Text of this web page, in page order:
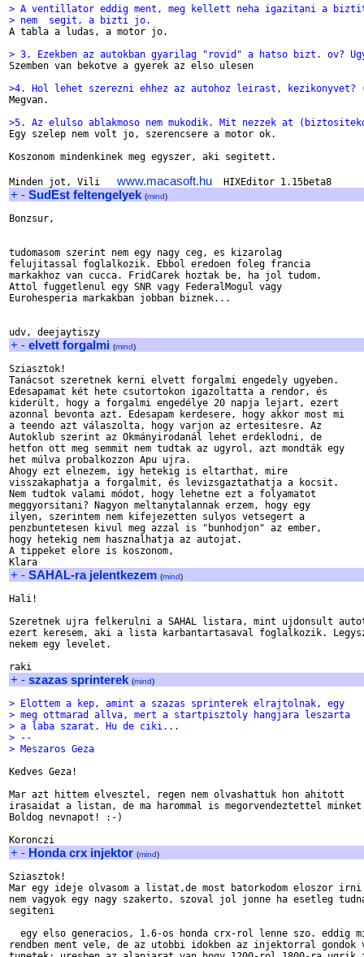
> A ventillator eddig ment, meg kellett neha igazitani a
> nem  segit, a bizti jo.
A tabla a ludas, a motor jo.
> 3. Ezekben az autokban gyarilag "rovid" a hatso bizt. ov?
Szemben van bekotve a gyerek az elso ulesen
>4. Hol lehet szerezni ehhez az autohoz leirast, kezikonyvet?
Megvan.
>5. Az elulso ablakmoso nem mukodik. Mit nezzek at
Egy szelep nem volt jo, szerencsere a motor ok.
Koszonom mindenkinek meg egyszer, aki segitett.
Minden jot, Vili www.macasoft.hu
+ - SudEst feltengelyek (mind)
Bonzsur,
tudomasom szerint nem egy nagy ceg, es kizarolag
felujitassal foglalkozik. Ebbol eredoen foleg francia
markakhoz van cucca. FridCarek hoztak be, ha jol tudom.
Attol fuggetlenul egy SNR vagy FederalMogul vagy
Eurohesperia markakban jobban biznek...
+ - elvett forgalmi (mind)
Sziasztok!
Tanácsot szeretnek kerni elvett forgalmi engedely ugyeben.
Edesapamat két hete csutortokon igazoltatta a rendor, és
kiderült, hogy a forgalmi engedélye 20 napja lejart, ezert
azonnal bevonta azt. Edesapam kerdesere, hogy akkor most mi
a teendo azt válaszolta, hogy varjon az ertesitesre. Az
Autoklub szerint az Okmányirodanál lehet erdeklodni, de
hetfon ott meg semmit nem tudtak az ugyrol, azt mondták egy
het múlva probalkozzon Apu ujra.
Ahogy ezt elnezem, igy hetekig is eltarthat, mire
visszakaphatja a forgalmit, és levizsgaztathatja a kocsit.
Nem tudtok valami módot, hogy lehetne ezt a folyamatot
meggyorsitani? Nagyon meltanytalannak erzem, hogy egy
ilyen, szerintem nem kifejezetten sulyos vetsegert a
penzbuntetesen kivul meg azzal is "bunhodjon" az ember,
hogy hetekig nem hasznalhatja az autojat.
A tippeket elore is koszonom,
+ - SAHAL-ra jelentkezem (mind)
Hali!
Szeretnek ujra felkerulni a SAHAL listara, mint ujdonsult
ezert keresem, aki a lista karbantartasaval foglalkozik.
nekem egy levelet.
+ - szazas sprinterek (mind)
> Elottem a kep, amint a szazas sprinterek elrajtolnak, egy
> meg ottmarad allva, mert a startpisztoly hangjara leszarta
> a laba szarat. Hu de ciki...
> --
> Meszaros Geza
Kedves Geza!
Mar azt hittem elvesztel, regen nem olvashattuk hon ahitott
irasaidat a listan, de ma harommal is megorvendeztettel
Boldog nevnapot! :-)
+ - Honda crx injektor (mind)
Sziasztok!
Mar egy ideje olvasom a listat,de most batorkodom eloszor irni
nem vagyok egy nagy szakerto, szoval jol jonne ha esetleg
segiteni
egy elso generacios, 1.6-os honda crx-rol lenne szo. eddig
rendben ment vele, de az utobbi idokben az injektorral gondok